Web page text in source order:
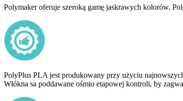
Polymaker oferuje szeroką gamę jaskrawych kolorów.
PolyPlus PLA jest produkowany przy użyciu
Włókna sa poddawane ośmio etapowej kontroli, by